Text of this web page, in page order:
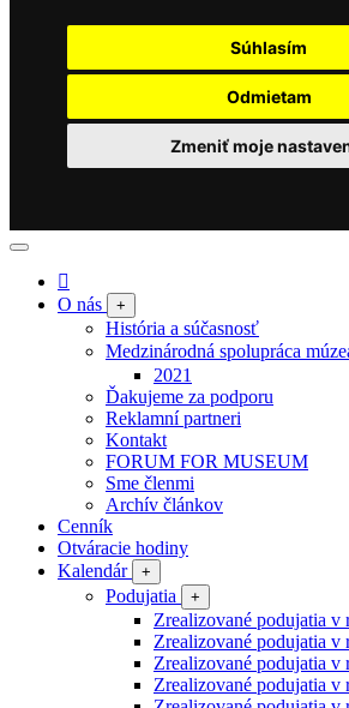
Súhlasím
Odmietam
Zmeniť moje
O nás +
História a súčasnosť
Medzinárodná spolupráca
2021
Ďakujeme za podporu
Reklamní partneri
Kontakt
FORUM FOR MUSEUM
Sme členmi
Archív článkov
Cenník
Otváracie hodiny
Kalendár
+
Podujatia +
Zrealizované podujatia v
Zrealizované podujatia v
Zrealizované podujatia v
Zrealizované podujatia v